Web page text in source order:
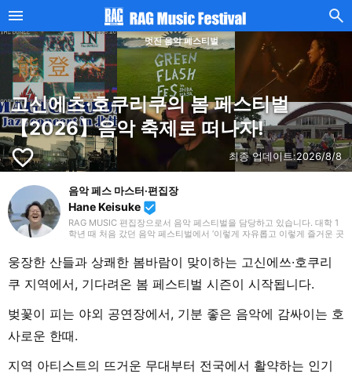
멋진 음악 페스티벌
고신에츠·호쿠리쿠의 봄 페스티벌
【2026】음악 축제로 떠나자!
favorite_border 최종 업데이트:2026/8/8
음악 페스 마스터·편집장
Hane Keisuke beenhere
RAG MUSIC 편집장으로서 음악 페스티벌을 담당하고 있습니다. 대학 1
학년 때 처음 갔던 음악 페스티벌에서 ‘이렇게 자유롭고 이렇게 즐거운 곳
해 드리고, 음악 페스티벌 팬을 늘리기 위해 매일 발신 중입니다.
웅장한 산들과 상쾌한 봄바람이 맞이하는 고신에쓰·호쿠리
쿠 지역에서, 기다려온 봄 페스티벌 시즌이 시작됩니다.
벚꽃이 피는 야외 공연장에서, 기분 좋은 음악에 감싸이는 호
사로운 한때.
지역 아티스트의 뜨거운 무대부터 전국에서 활약하는 인기